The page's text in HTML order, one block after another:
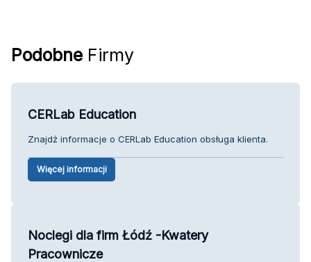
Podobne Firmy
CERLab Education
Znajdź informacje o CERLab Education obsługa klienta.
Więcej informacji
Noclegi dla firm Łódź -Kwatery
Pracownicze